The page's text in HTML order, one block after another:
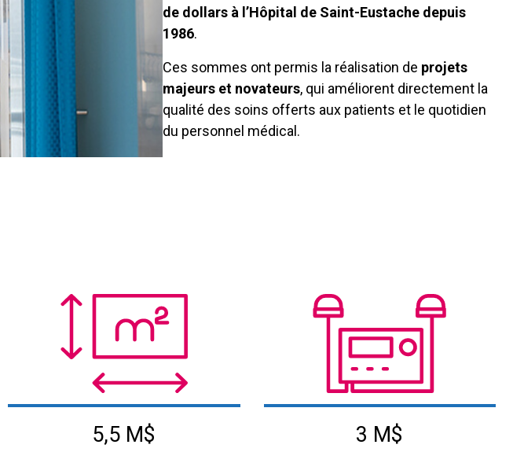
de dollars à l’Hôpital de Saint-Eustache depuis
1986.
Ces sommes ont permis la réalisation de projets
majeurs et novateurs, qui améliorent directement la
qualité des soins offerts aux patients et le quotidien
du personnel médical.
5,5 M$ 3 M$